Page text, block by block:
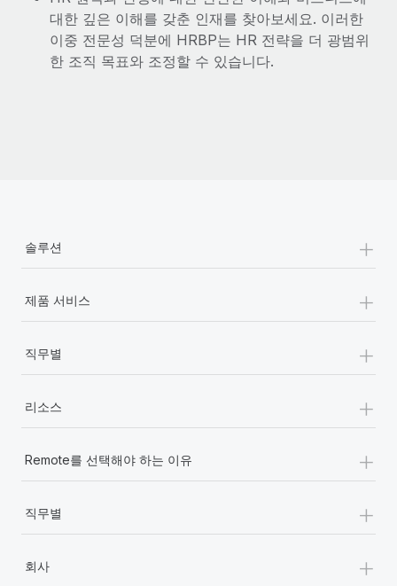
대한 깊은 이해를 갖춘 인재를 찾아보세요. 이러한
이중 전문성 덕분에 HRBP는 HR 전략을 더 광범위
한 조직 목표와 조정할 수 있습니다.
솔루션 +
제품 서비스 +
직무별 +
리소스 +
Remote를 선택해야 하는 이유 +
직무별 +
회사 +